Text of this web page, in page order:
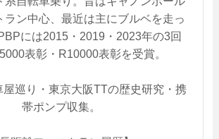
ラン中心、最近は主にブルベを走っ
には2015・2019・2023年の3回
表彰・R10000表彰を受賞。
屋巡り・東京大阪TTの歴史研究・携
帯ポンプ収集。